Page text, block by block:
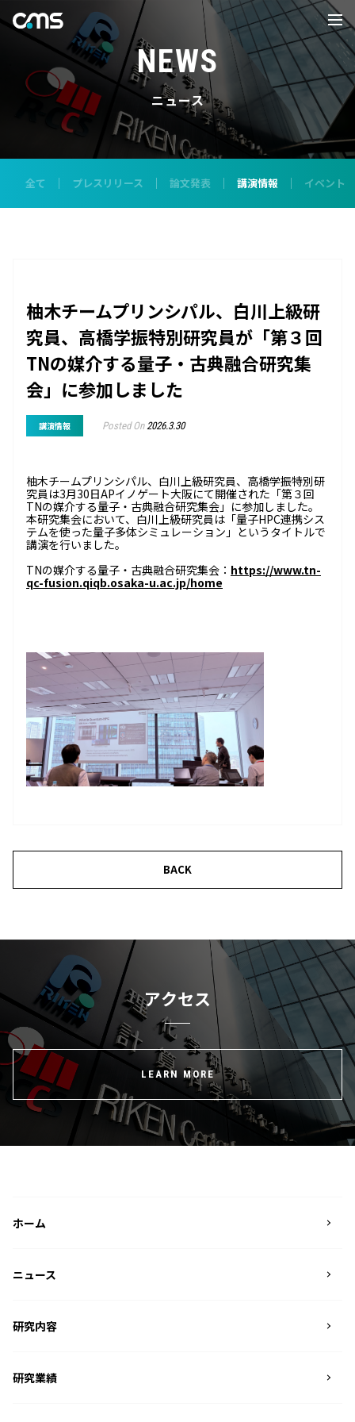
NEWS
ニュース
全て プレスリリース 論文発表 講演情報 イベント
柚木チームプリンシパル、白川上級研
究員、高橋学振特別研究員が「第３回
TNの媒介する量子・古典融合研究集
会」に参加しました
講演情報 Posted On 2026.3.30
柚木チームプリンシパル、白川上級研究員、高橋学振特別研
究員は3月30日APイノゲート大阪にて開催された「第３回
TNの媒介する量子・古典融合研究集会」に参加しました。
本研究集会において、白川上級研究員は「量子HPC連携シス
テムを使った量子多体シミュレーション 」というタイトルで
講演を行いました。
TNの媒介する量子・古典融合研究集会： https://www.tn-
qc-fusion.qiqb.osaka-u.ac.jp/home
BACK
アクセス
LEARN MORE
ホーム
ニュース
研究内容
研究業績